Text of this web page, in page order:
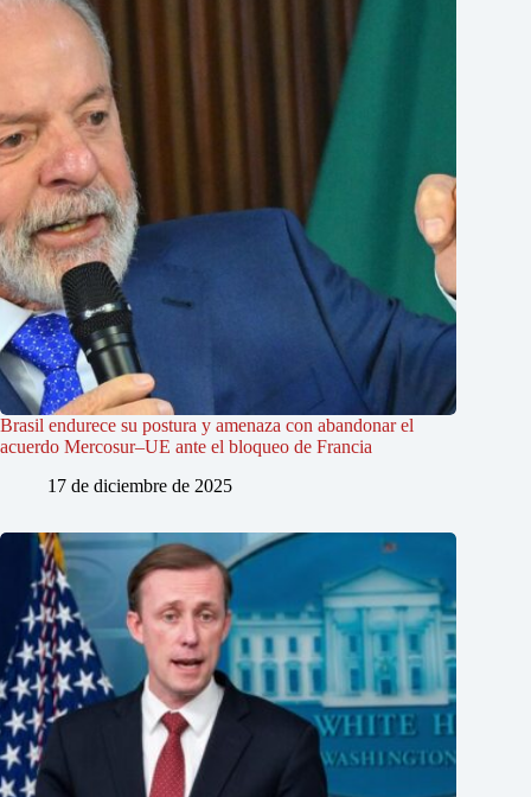
Brasil endurece su postura y amenaza con abandonar el
acuerdo Mercosur–UE ante el bloqueo de Francia
17 de diciembre de 2025